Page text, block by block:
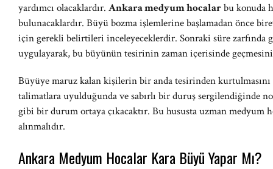
yardımcı olacaklardır. Ankara medyum hocalarbu konuda
bulunacaklardır. Büyü bozma işlemlerine başlamadan önce
için gerekli belirtileri inceleyeceklerdir. Sonraki süre zarfında
uygulayarak, bu büyünün tesirinin zaman içerisinde geçmesini
Büyüye maruz kalan kişilerin bir anda tesirinden
talimatlara uyulduğunda ve sabırlı bir duruş sergilendiğinde
gibi bir durum ortaya çıkacaktır. Bu hususta uzman medyum
alınmalıdır.
Ankara Medyum Hocalar Kara Büyü Yapar Mı?